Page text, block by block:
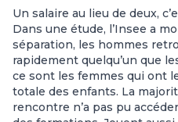
Un salaire au lieu de deux,
Dans une étude, l’Insee a
séparation, les hommes
rapidement quelqu’un que
ce sont les femmes qui ont
totale des enfants. La
rencontre n’a pas pu